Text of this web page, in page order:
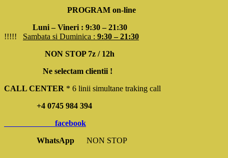
PROGRAM on-line
Luni – Vineri : 9:30 – 21:30
!!!!! Sambata si Duminica : 9:30 – 21:30
NON STOP 7z / 12h
Ne selectam clientii !
CALL CENTER * 6 linii simultane traking call
+4 0745 984 394
facebook
WhatsApp
NON STOP